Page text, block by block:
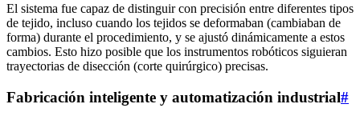
El sistema fue capaz de distinguir con precisión entre diferentes tipos
de tejido, incluso cuando los tejidos se deformaban (cambiaban de
forma) durante el procedimiento, y se ajustó dinámicamente a estos
cambios. Esto hizo posible que los instrumentos robóticos siguieran
trayectorias de disección (corte quirúrgico) precisas.
Fabricación inteligente y automatización industrial#